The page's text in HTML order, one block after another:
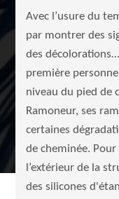
Avec l’usure du
par montrer des
des
première
niveau du pied de
Ramoneur, ses
certaines
de cheminée.
l’extérieur de la
des silicones